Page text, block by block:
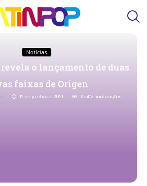
Notícias
o lançamento de duas
faixas de Origen
12 de junho de 2021 354Visualizações